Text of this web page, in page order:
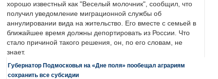
хорошо известный как "Веселый молочник", сообщил, что
получил уведомление миграционной службы об
аннулировании вида на жительство. Его вместе с семьей в
ближайшее время должны депортировать из России. Что
стало причиной такого решения, он, по его словам, не
знает.
Губернатор Подмосковья на «Дне поля» пообещал аграриям
сохранить все субсидии